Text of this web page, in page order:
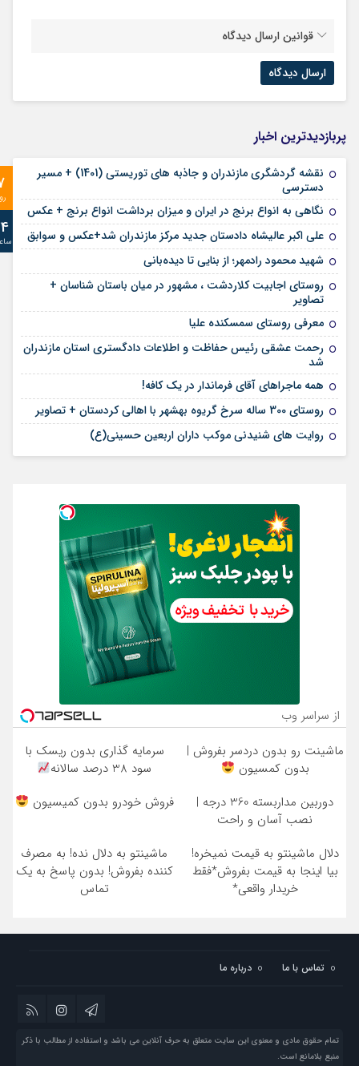
قوانین ارسال دیدگاه
پربازدیدترین اخبار
نقشه گردشگری مازندران و جاذبه های توریستی (1401) + مسیر
دسترسی
نگاهی به انواع برنج در ایران و میزان برداشت انواع برنج + عکس
علی‌ اکبر عالیشاه دادستان جدید مرکز مازندران شد+عکس و سوابق
شهید محمود رادمهر؛ از بنایی تا دیده‌بانی
روستای اجابیت کلاردشت ، مشهور در میان باستان شناسان +
تصاویر
معرفی روستای سمسکنده علیا
رحمت عشقی رئیس حفاظت و اطلاعات دادگستری استان مازندران
شد
همه ماجراهای آقای فرماندار در یک کافه!
روستای 300 ساله سرخ ‌گریوه بهشهر با اهالی کردستان + تصاویر
روایت های شنیدنی موکب داران اربعین حسینی(ع)
از سراسر وب
ماشینت رو بدون دردسر بفروش |
بدون کمسیون
سرمایه گذاری بدون ریسک با
سود 38 درصد سالانه
دوربین مداربسته 360 درجه |
نصب آسان و راحت
فروش خودرو بدون کمیسیون
دلال ماشینتو به قیمت نمیخره!
بیا اینجا به قیمت بفروش*فقط
خریدار واقعی*
ماشینتو به دلال نده! به مصرف
کننده بفروش! بدون پاسخ به یک
تماس
تماس با ما درباره ما
تمام حقوق مادی و معنوی این سایت متعلق به حرف آنلاین می باشد و استفاده از مطالب با ذکر
منبع بلامانع است.